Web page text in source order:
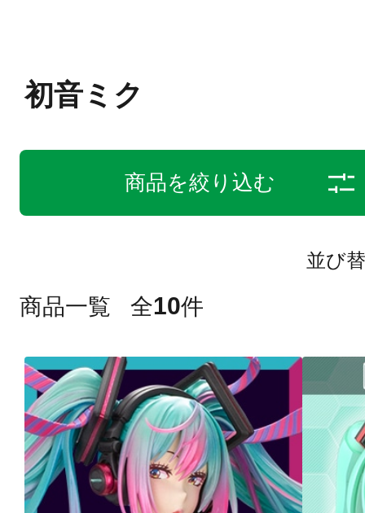
初音ミク
商品を絞り込む
並び
商品一覧 全10件